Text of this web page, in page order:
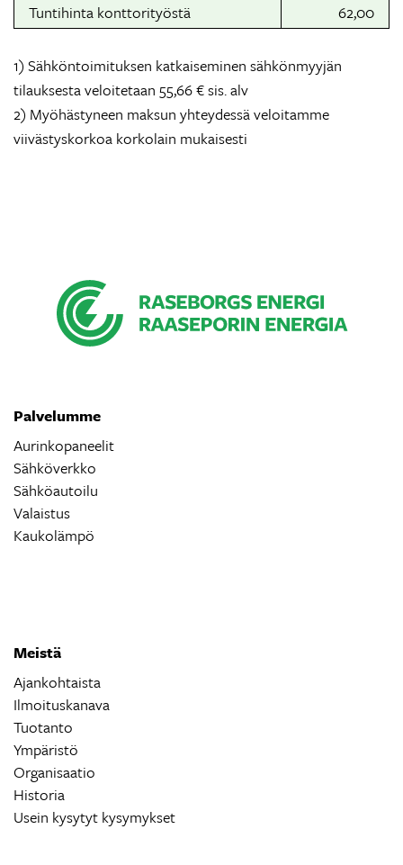
Tuntihinta konttorityöstä
62,00
1) Sähköntoimituksen katkaiseminen sähkönmyyjän
tilauksesta veloitetaan 55,66 € sis. alv
2) Myöhästyneen maksun yhteydessä veloitamme
viivästyskorkoa korkolain mukaisesti
Palvelumme
Aurinkopaneelit
Sähköverkko
Sähköautoilu
Valaistus
Kaukolämpö
Meistä
Ajankohtaista
Ilmoituskanava
Tuotanto
Ympäristö
Organisaatio
Historia
Usein kysytyt kysymykset